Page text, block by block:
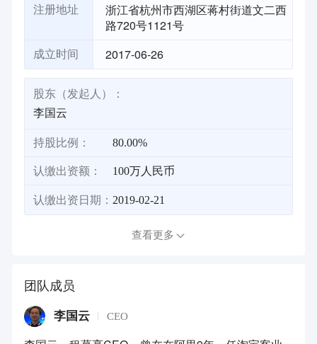
注册地址
浙江省杭州市西湖区蒋村街道文二西
路720号1121号
成立时间 2017-06-26
股东（发起人）：
李国云
持股比例： 80.00%
认缴出资额： 100万人民币
认缴出资日期： 2019-02-21
查看更多
团队成员
李国云 CEO